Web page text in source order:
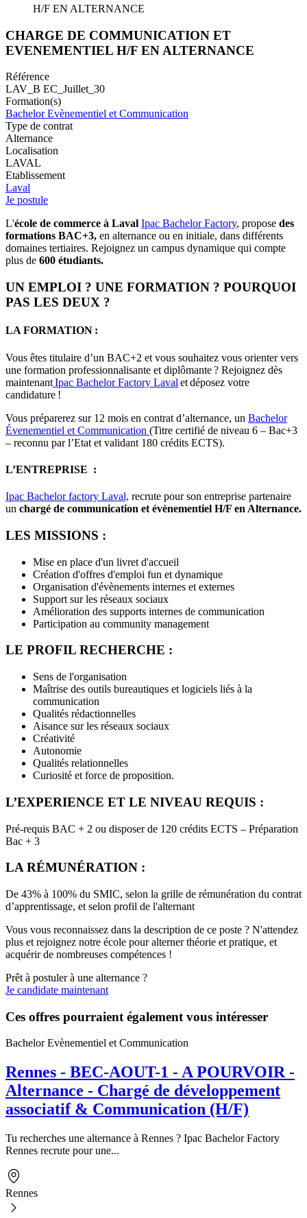
H/F EN ALTERNANCE
CHARGE DE COMMUNICATION ET
EVENEMENTIEL H/F EN ALTERNANCE
Référence
LAV_B EC_Juillet_30
Formation(s)
Bachelor Evènementiel et Communication
Type de contrat
Alternance
Localisation
LAVAL
Etablissement
Laval
Je postule
L'école de commerce à Laval Ipac Bachelor Factory, propose des
formations BAC+3, en alternance ou en initiale, dans différents
domaines tertiaires. Rejoignez un campus dynamique qui compte
plus de 600 étudiants.
UN EMPLOI ? UNE FORMATION ? POURQUOI
PAS LES DEUX ?
LA FORMATION :
Vous êtes titulaire d’un BAC+2 et vous souhaitez vous orienter vers
une formation professionnalisante et diplômante ? Rejoignez dès
maintenantIpac Bachelor Factory Laval et déposez votre
candidature !
Vous préparerez sur 12 mois en contrat d’alternance, un Bachelor
Évenementiel et Communication (Titre certifié de niveau 6 – Bac+3
– reconnu par l’Etat et validant 180 crédits ECTS).
L’ENTREPRISE :
Ipac Bachelor factory Laval, recrute pour son entreprise partenaire
un chargé de communication et évènementiel H/F en Alternance.
LES MISSIONS :
Mise en place d'un livret d'accueil
Création d'offres d'emploi fun et dynamique
Organisation d'évènements internes et externes
Support sur les réseaux sociaux
Amélioration des supports internes de communication
Participation au community management
LE PROFIL RECHERCHE :
Sens de l'organisation
Maîtrise des outils bureautiques et logiciels liés à la
communication
Qualités rédactionnelles
Aisance sur les réseaux sociaux
Créativité
Autonomie
Qualités relationnelles
Curiosité et force de proposition.
L’EXPERIENCE ET LE NIVEAU REQUIS :
Pré-requis BAC + 2 ou disposer de 120 crédits ECTS – Préparation
Bac + 3
LA RÉMUNÉRATION :
De 43% à 100% du SMIC, selon la grille de rémunération du contrat
d’apprentissage, et selon profil de l'alternant
Vous vous reconnaissez dans la description de ce poste ? N'attendez
plus et rejoignez notre école pour alterner théorie et pratique, et
acquérir de nombreuses compétences !
Prêt à postuler à une alternance ?
Je candidate maintenant
Ces offres pourraient également vous intéresser
Bachelor Evènementiel et Communication
Rennes - BEC-AOUT-1 - A POURVOIR -
Alternance - Chargé de développement
associatif & Communication (H/F)
Tu recherches une alternance à Rennes ? Ipac Bachelor Factory
Rennes recrute pour une...
Rennes